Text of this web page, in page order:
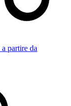
a partire da